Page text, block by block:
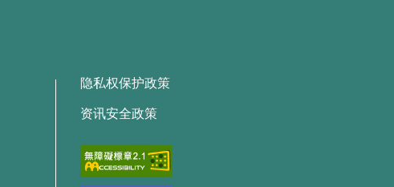
隐私权保护政策
资讯安全政策